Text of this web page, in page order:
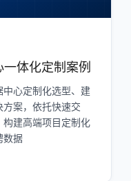
一体化定制案例
心定制化选型、建
案，依托快速交
建高端项目定制化
数据